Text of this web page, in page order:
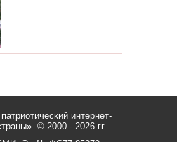
интернет-
© 2000 - 2026 гг.